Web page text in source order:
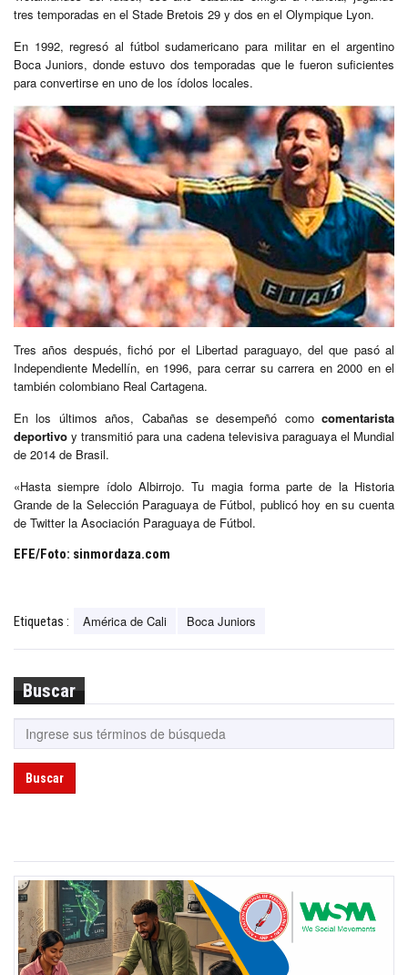
tres temporadas en el Stade Bretois 29 y dos en el Olympique Lyon.
En 1992, regresó al fútbol sudamericano para militar en el argentino
Boca Juniors, donde estuvo dos temporadas que le fueron suficientes
para convertirse en uno de los ídolos locales.
Tres años después, fichó por el Libertad paraguayo, del que pasó al
Independiente Medellín, en 1996, para cerrar su carrera en 2000 en el
también colombiano Real Cartagena.
En los últimos años, Cabañas se desempeñó como comentarista
deportivo y transmitió para una cadena televisiva paraguaya el Mundial
de 2014 de Brasil.
«Hasta siempre ídolo Albirrojo. Tu magia forma parte de la Historia
Grande de la Selección Paraguaya de Fútbol, publicó hoy en su cuenta
de Twitter la Asociación Paraguaya de Fútbol.
EFE/Foto: sinmordaza.com
Etiquetas : América de Cali Boca Juniors
Buscar
Buscar